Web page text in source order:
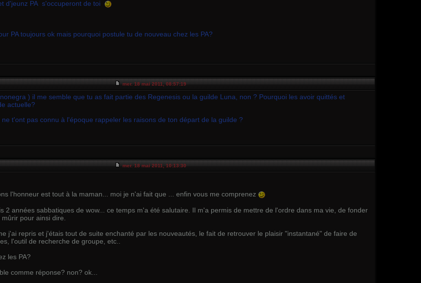
d'jeunz PA s'occuperont de toi
PA toujours ok mais pourquoi postule tu de nouveau chez les PA?
mer. 18 mai 2011, 08:57:19
) il me semble que tu as fait partie des Regenesis ou la guilde Luna, non ? Pourquoi les avoir quittés et
actuelle?
ne t'ont pas connu à l'époque rappeler les raisons de ton départ de la guilde ?
mer. 18 mai 2011, 10:13:30
l'honneur est tout à la maman... moi je n'ai fait que ... enfin vous me comprenez
2 années sabbatiques de wow... ce temps m'a été salutaire. Il m'a permis de mettre de l'ordre dans ma vie, de fonder
pour ainsi dire.
j'ai repris et j'étais tout de suite enchanté par les nouveautés, le fait de retrouver le plaisir "instantané" de faire de
l'outil de recherche de groupe, etc..
les PA?
comme réponse? non? ok...